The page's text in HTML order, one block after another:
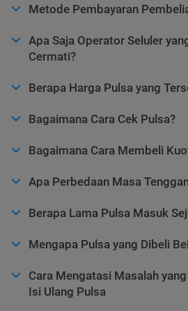
Metode Pembayaran
Apa Saja Operator Seluler
Cermati?
Berapa Harga Pulsa yang
Bagaimana Cara Cek Pulsa?
Bagaimana Cara Membeli
Apa Perbedaan Masa
Berapa Lama Pulsa Masuk
Mengapa Pulsa yang Dibeli
Cara Mengatasi Masalah
Isi Ulang Pulsa